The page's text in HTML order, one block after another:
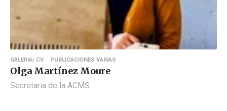
GALERIA/ CV PUBLICACIONES VARIAS
Olga Martínez Moure
Secretaria de la ACMS